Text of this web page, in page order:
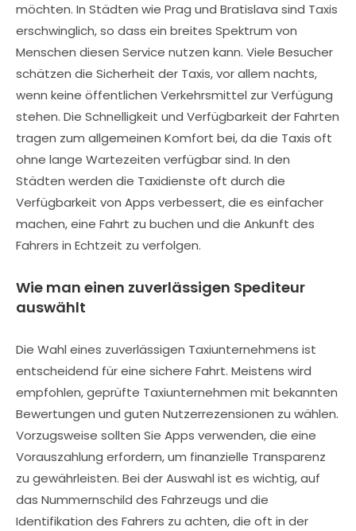
möchten. In Städten wie Prag und Bratislava sind Taxis
erschwinglich, so dass ein breites Spektrum von
Menschen diesen Service nutzen kann. Viele Besucher
schätzen die Sicherheit der Taxis, vor allem nachts,
wenn keine öffentlichen Verkehrsmittel zur Verfügung
stehen. Die Schnelligkeit und Verfügbarkeit der Fahrten
tragen zum allgemeinen Komfort bei, da die Taxis oft
ohne lange Wartezeiten verfügbar sind. In den
Städten werden die Taxidienste oft durch die
Verfügbarkeit von Apps verbessert, die es einfacher
machen, eine Fahrt zu buchen und die Ankunft des
Fahrers in Echtzeit zu verfolgen.
Wie man einen zuverlässigen Spediteur
auswählt
Die Wahl eines zuverlässigen Taxiunternehmens ist
entscheidend für eine sichere Fahrt. Meistens wird
empfohlen, geprüfte Taxiunternehmen mit bekannten
Bewertungen und guten Nutzerrezensionen zu wählen.
Vorzugsweise sollten Sie Apps verwenden, die eine
Vorauszahlung erfordern, um finanzielle Transparenz
zu gewährleisten. Bei der Auswahl ist es wichtig, auf
das Nummernschild des Fahrzeugs und die
Identifikation des Fahrers zu achten, die oft in der